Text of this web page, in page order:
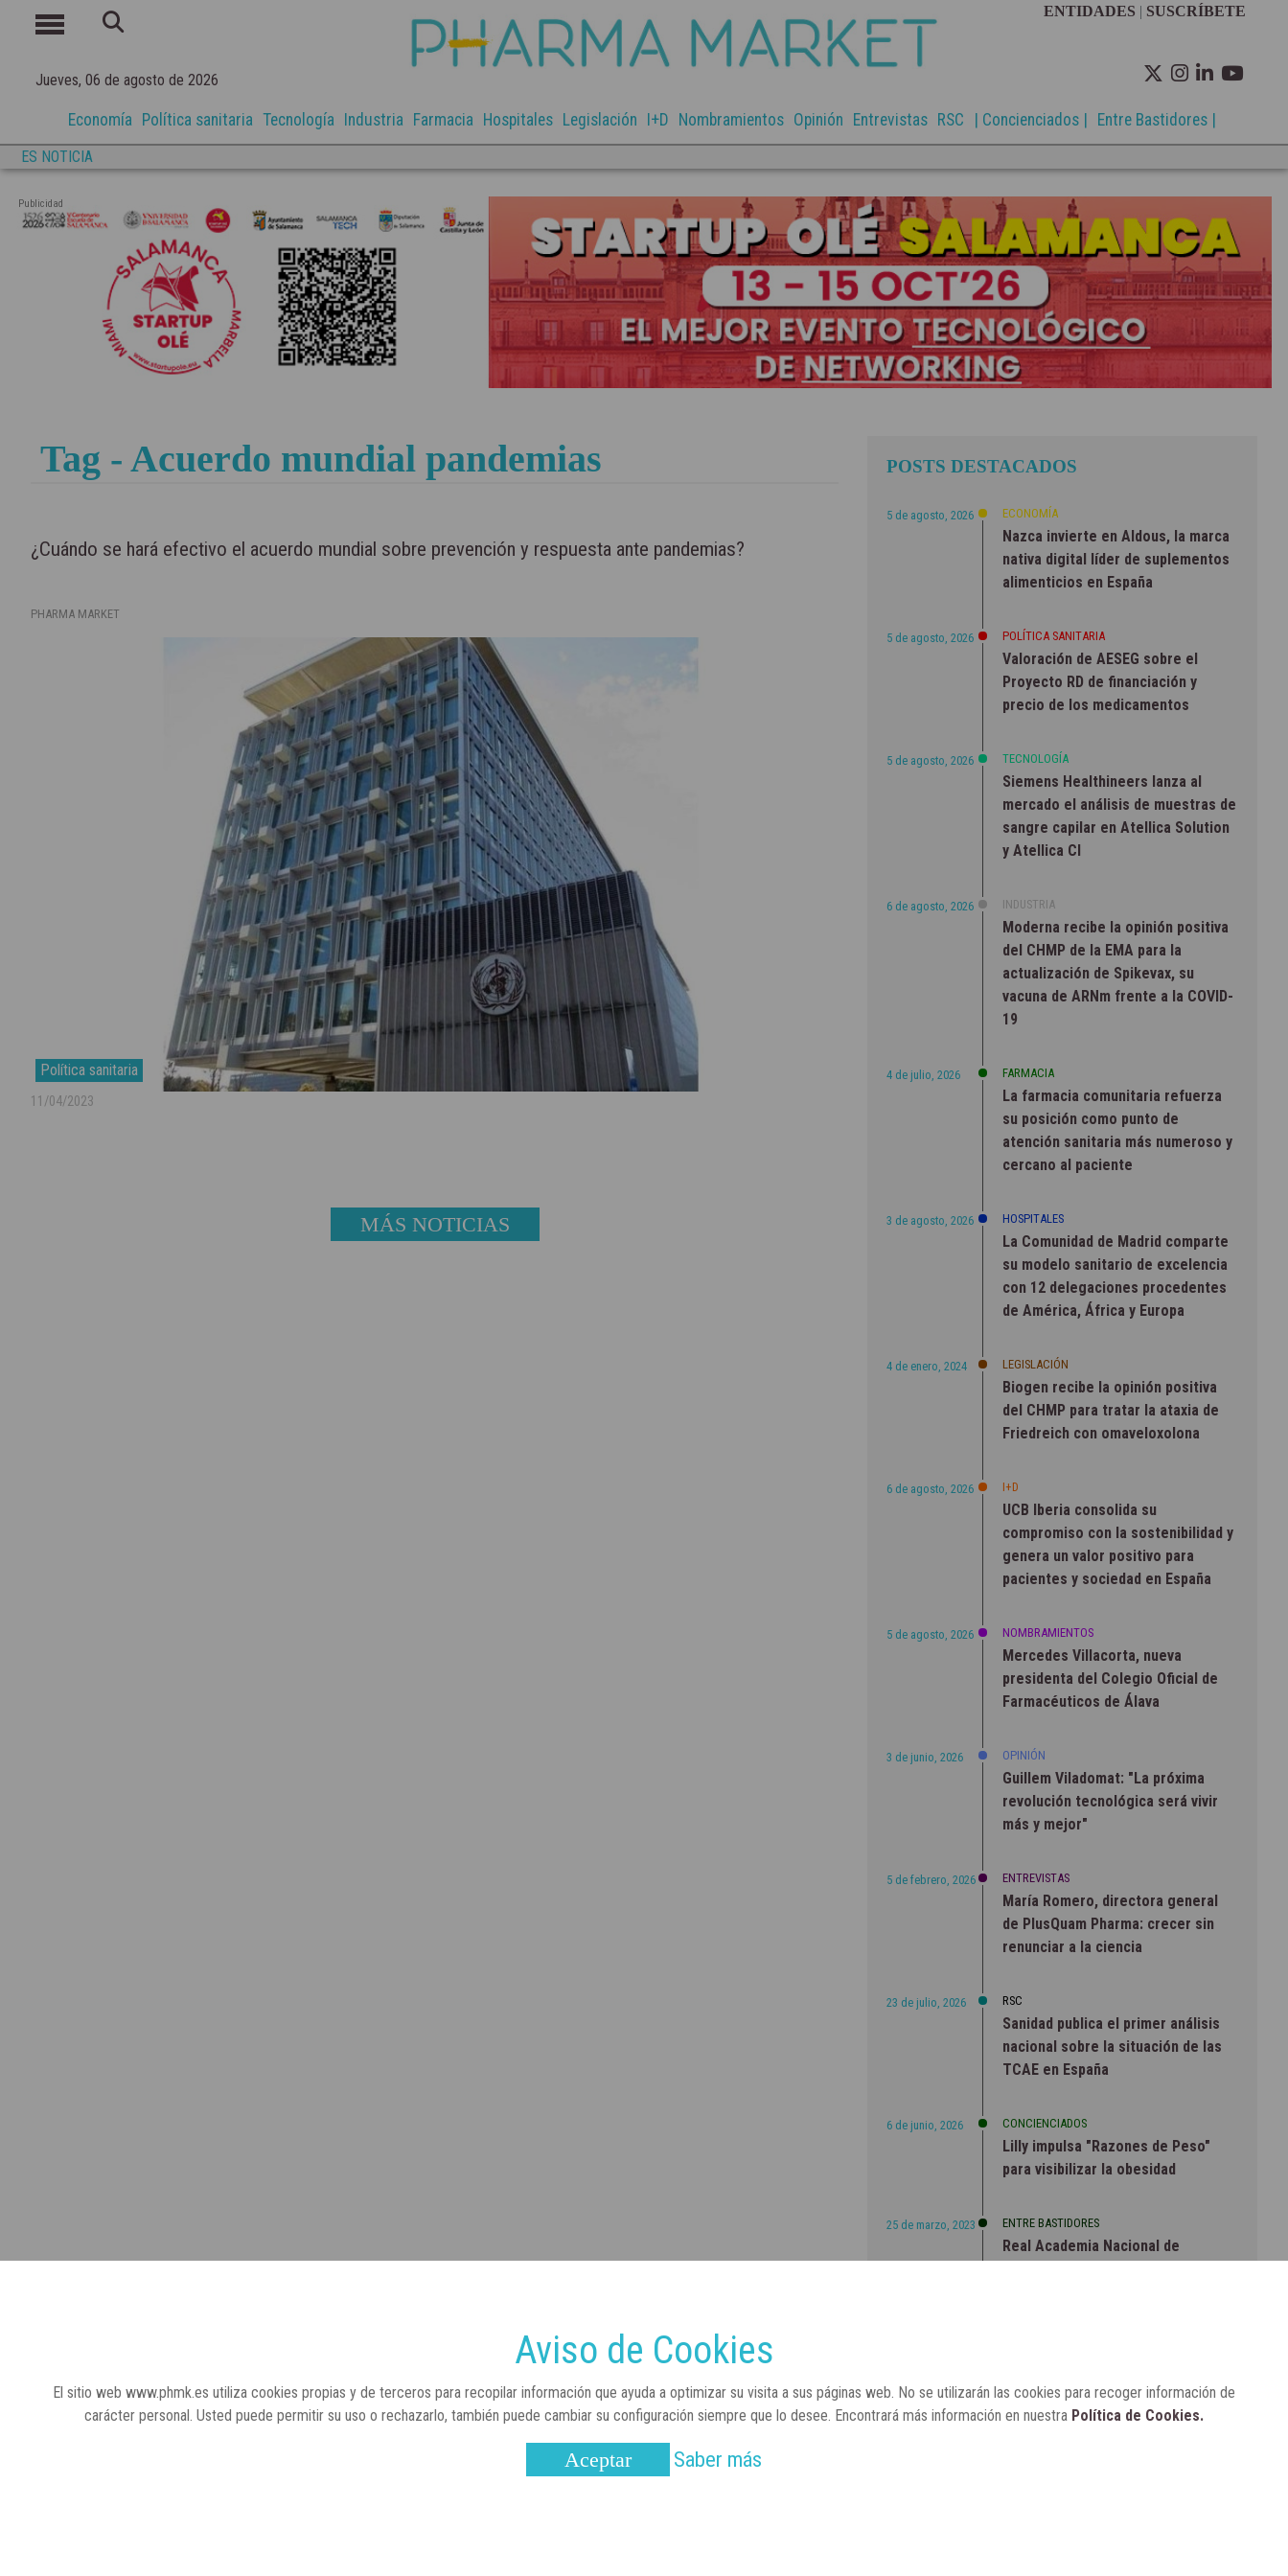
Jueves, 06 de agosto de 2026
ENTIDADES | SUSCRÍBETE
Economía Política sanitaria Tecnología Industria Farmacia Hospitales Legislación I+D Nombramientos Opinión Entrevistas RSC | Concienciados | Entre Bastidores |
ES NOTICIA
Publicidad
Tag - Acuerdo mundial pandemias
¿Cuándo se hará efectivo el acuerdo mundial sobre prevención y respuesta ante pandemias?
PHARMA MARKET
Política sanitaria
11/04/2023
MÁS NOTICIAS
POSTS DESTACADOS
5 de agosto, 2026 ECONOMÍA
Nazca invierte en Aldous, la marca
nativa digital líder de suplementos
alimenticios en España
5 de agosto, 2026 POLÍTICA SANITARIA
Valoración de AESEG sobre el
Proyecto RD de financiación y
precio de los medicamentos
5 de agosto, 2026 TECNOLOGÍA
Siemens Healthineers lanza al
mercado el análisis de muestras de
sangre capilar en Atellica Solution
y Atellica CI
6 de agosto, 2026 INDUSTRIA
Moderna recibe la opinión positiva
del CHMP de la EMA para la
actualización de Spikevax, su
vacuna de ARNm frente a la COVID-
19
4 de julio, 2026 FARMACIA
La farmacia comunitaria refuerza
su posición como punto de
atención sanitaria más numeroso y
cercano al paciente
3 de agosto, 2026 HOSPITALES
La Comunidad de Madrid comparte
su modelo sanitario de excelencia
con 12 delegaciones procedentes
de América, África y Europa
4 de enero, 2024 LEGISLACIÓN
Biogen recibe la opinión positiva
del CHMP para tratar la ataxia de
Friedreich con omaveloxolona
6 de agosto, 2026 I+D
UCB Iberia consolida su
compromiso con la sostenibilidad y
genera un valor positivo para
pacientes y sociedad en España
5 de agosto, 2026 NOMBRAMIENTOS
Mercedes Villacorta, nueva
presidenta del Colegio Oficial de
Farmacéuticos de Álava
3 de junio, 2026 OPINIÓN
Guillem Viladomat: "La próxima
revolución tecnológica será vivir
más y mejor"
5 de febrero, 2026 ENTREVISTAS
María Romero, directora general
de PlusQuam Pharma: crecer sin
renunciar a la ciencia
23 de julio, 2026 RSC
Sanidad publica el primer análisis
nacional sobre la situación de las
TCAE en España
6 de junio, 2026 CONCIENCIADOS
Lilly impulsa "Razones de Peso"
para visibilizar la obesidad
25 de marzo, 2023 ENTRE BASTIDORES
Real Academia Nacional de
Aviso de Cookies
El sitio web www.phmk.es utiliza cookies propias y de terceros para recopilar información que ayuda a optimizar su visita a sus páginas web. No se utilizarán las cookies para recoger información de
carácter personal. Usted puede permitir su uso o rechazarlo, también puede cambiar su configuración siempre que lo desee. Encontrará más información en nuestra Política de Cookies.
Aceptar Saber más